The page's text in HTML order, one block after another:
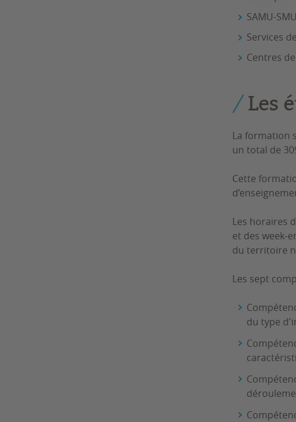
SAMU-
Services
Centres
Les
La formation
un total de
Cette
Les horaires
et des week-
du territoire
Les sept
du type